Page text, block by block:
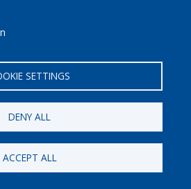
SETTINGS
DENY ALL
ACCEPT ALL